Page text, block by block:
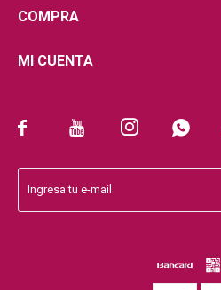
   
COMPRA
MI CUENTA